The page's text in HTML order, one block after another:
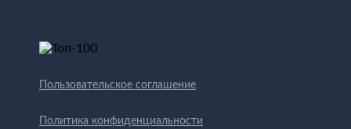
Пользовательское соглашение
Политика конфиденциальности